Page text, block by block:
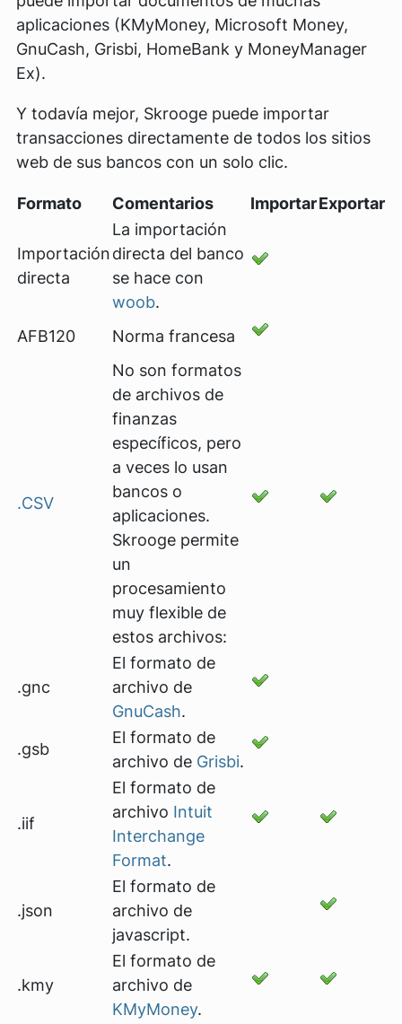
aplicaciones (KMyMoney, Microsoft Money,
GnuCash, Grisbi, HomeBank y MoneyManager
Ex).
Y todavía mejor, Skrooge puede importar
transacciones directamente de todos los sitios
web de sus bancos con un solo clic.
Formato Comentarios ImportarExportar
Importación
directa
La importación
directa del banco
se hace con
woob.
AFB120
Norma francesa
.CSV
No son formatos
de archivos de
finanzas
específicos, pero
a veces lo usan
bancos o
aplicaciones.
Skrooge permite
un
procesamiento
muy flexible de
estos archivos:
.gnc
El formato de
archivo de
GnuCash.
.gsb
El formato de
archivo de Grisbi.
.iif
El formato de
archivo Intuit
Interchange
Format.
.json
El formato de
archivo de
javascript.
.kmy
El formato de
archivo de
KMyMoney.